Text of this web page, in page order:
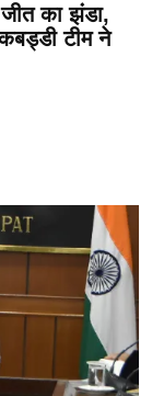
का झंडा,
कबड्डी टीम ने